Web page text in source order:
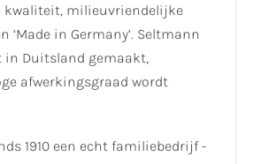
kwaliteit, milieuvriendelijke
‘Made in Germany’. Seltmann
in Duitsland gemaakt,
afwerkingsgraad wordt
1910 een echt familiebedrijf -